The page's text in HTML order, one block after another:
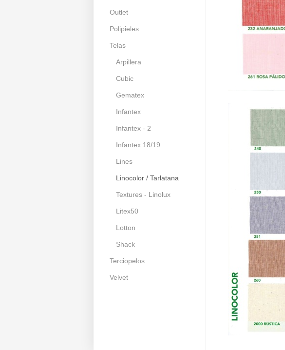
Outlet
Polipieles
Telas
Arpillera
Cubic
Gematex
Infantex
Infantex - 2
Infantex 18/19
Lines
Linocolor / Tarlatana
Textures - Linolux
Litex50
Lotton
Shack
Terciopelos
Velvet